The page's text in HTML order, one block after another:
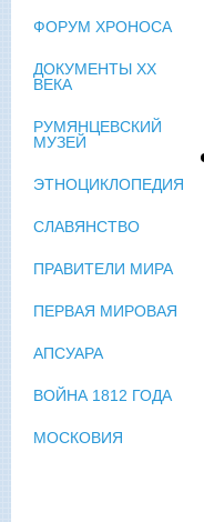
ФОРУМ ХРОНОСА
ДОКУМЕНТЫ XX
ВЕКА
РУМЯНЦЕВСКИЙ
МУЗЕЙ
ЭТНОЦИКЛОПЕДИЯ
СЛАВЯНСТВО
ПРАВИТЕЛИ МИРА
ПЕРВАЯ МИРОВАЯ
АПСУАРА
ВОЙНА 1812 ГОДА
МОСКОВИЯ